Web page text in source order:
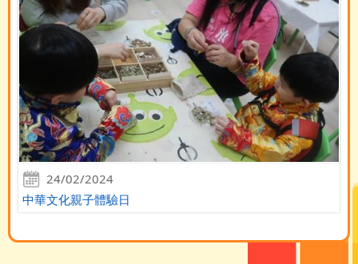
24/02/2024
中華文化親子體驗日